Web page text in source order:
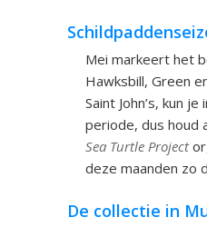
Mei markeert het
Hawksbill, Green
Saint John’s, kun
periode, dus houd
Sea Turtle Project
deze maanden zo
De collectie in